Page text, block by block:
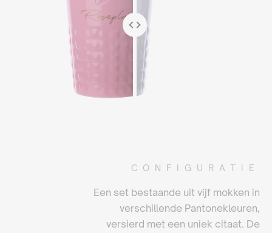
CONFIGURATIE
Een set bestaande uit vijf mokken in
verschillende Pantonekleuren,
versierd met een uniek citaat. De